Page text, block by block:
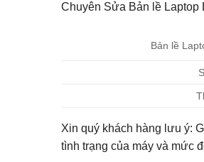
Chuyên Sửa Bản lề Laptop
Bản lề
Xin quý khách hàng lưu ý:
tình trạng của máy và mức